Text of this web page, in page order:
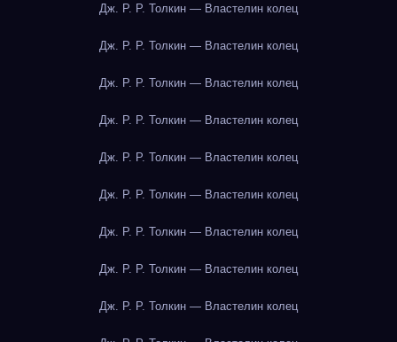
Дж. Р. Р. Толкин — Властелин колец
Дж. Р. Р. Толкин — Властелин колец
Дж. Р. Р. Толкин — Властелин колец
Дж. Р. Р. Толкин — Властелин колец
Дж. Р. Р. Толкин — Властелин колец
Дж. Р. Р. Толкин — Властелин колец
Дж. Р. Р. Толкин — Властелин колец
Дж. Р. Р. Толкин — Властелин колец
Дж. Р. Р. Толкин — Властелин колец